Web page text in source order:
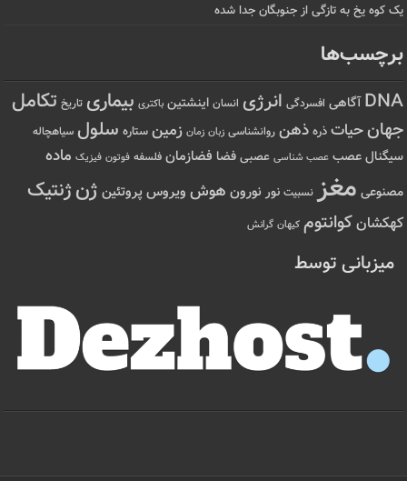
یک کوه یخ به تازگی از جنوبگان جدا شده
برچسب‌ها
DNA آگاهی افسردگی انرژی انسان اینشتین باکتری بیماری تاریخ تکامل
جهانحیات ذره ذهن روانشناسی زبان زمان زمین ستاره سلول سیاهچاله
سیگنال عصب عصب شناسی عصبی فضا فضازمان فلسفه فوتون فیزیک ماده
مصنوعی مغز نسبیت نور نورون هوش ویروس پروتئین ژنژنتیک
کهکشانکوانتوم کیهان گرانش
میزبانی توسط